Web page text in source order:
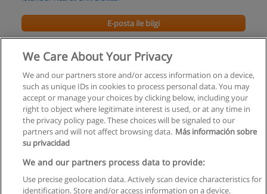
E-posta ile bilgi
MA Program in International Relations
E-posta ile bilgi
Kullanım koşulları
Gizlilik politikası
We Care About Your Privacy
We and our partners store and/or access information on a device,
such as unique IDs in cookies to process personal data. You may
accept or manage your choices by clicking below, including your
right to object where legitimate interest is used, or at any time in
the privacy policy page. These choices will be signaled to our
partners and will not affect browsing data. Más información sobre
su privacidad
We and our partners process data to provide:
Use precise geolocation data. Actively scan device characteristics for
identification. Store and/or access information on a device.